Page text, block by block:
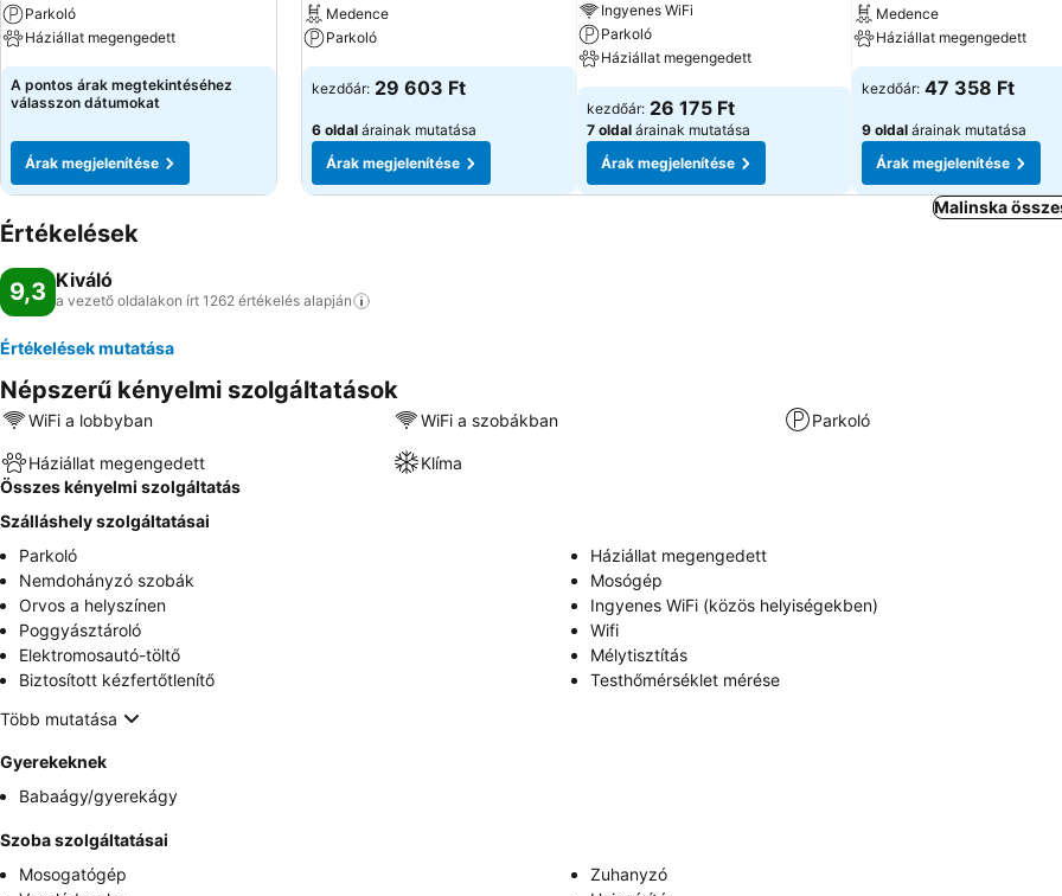
Parkoló
Háziállat megengedett
A pontos árak megtekintéséhez
válasszon dátumokat
Árak megjelenítése
Medence
Parkoló
kezdőár: 29 603 Ft
6 oldal árainak mutatása
Árak megjelenítése
Ingyenes WiFi
Parkoló
Háziállat megengedett
kezdőár: 26 175 Ft
7 oldal árainak mutatása
Árak megjelenítése
Medence
Háziállat megengedett
kezdőár: 47 358 Ft
9 oldal árainak mutatása
Árak megjelenítése
Malinska
Értékelések
9,3 Kiváló
a vezető oldalakon írt 1262 értékelés alapján
Értékelések mutatása
Népszerű kényelmi szolgáltatások
WiFi a lobbyban WiFi a szobákban Parkoló
Háziállat megengedett
Klíma
Összes kényelmi szolgáltatás
Szálláshely szolgáltatásai
Parkoló
Háziállat megengedett
Nemdohányzó szobák
Mosógép
Orvos a helyszínen
Ingyenes WiFi (közös helyiségekben)
Poggyásztároló
Wifi
Elektromosautó-töltő
Mélytisztítás
Biztosított kézfertőtlenítő
Testhőmérséklet mérése
Több mutatása
Gyerekeknek
Babaágy/gyerekágy
Szoba szolgáltatásai
Mosogatógép
Zuhanyzó